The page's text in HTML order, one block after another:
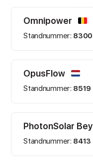
Omnipower
Standnummer: 8300
OpusFlow
Standnummer: 8519
PhotonSolar Bey
Standnummer: 8413